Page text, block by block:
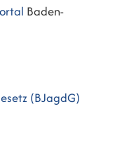
Baden-
(BJagdG)